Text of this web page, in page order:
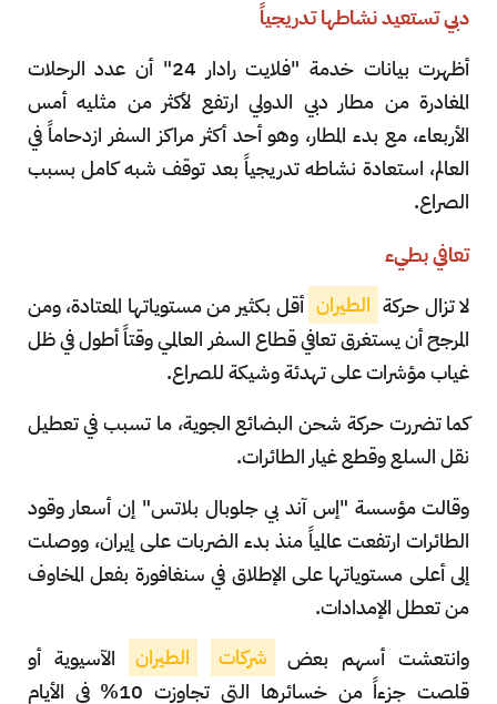
دبي تستعيد نشاطها تدريجياً
أظهرت بيانات خدمة "فلايت رادار 24" أن عدد الرحلات
المغادرة من مطار دبي الدولي ارتفع لأكثر من مثليه أمس
الأربعاء، مع بدء المطار، وهو أحد أكثر مراكز السفر ازدحاماً في
العالم، استعادة نشاطه تدريجياً بعد توقف شبه كامل بسبب
الصراع.
تعافي بطيء
لا تزال حركة الطيران أقل بكثير من مستوياتها المعتادة، ومن
المرجح أن يستغرق تعافي قطاع السفر العالمي وقتاً أطول في ظل
غياب مؤشرات على تهدئة وشيكة للصراع.
كما تضررت حركة شحن البضائع الجوية، ما تسبب في تعطيل
نقل السلع وقطع غيار الطائرات.
وقالت مؤسسة "إس آند بي جلوبال بلاتس" إن أسعار وقود
الطائرات ارتفعت عالمياً منذ بدء الضربات على إيران، ووصلت
إلى أعلى مستوياتها على الإطلاق في سنغافورة بفعل المخاوف
من تعطل الإمدادات.
وانتعشت أسهم بعض
شركات الطيران
الآسيوية أو
قلصت جزءاً من خسائرها التي تجاوزت 10% في الأيام